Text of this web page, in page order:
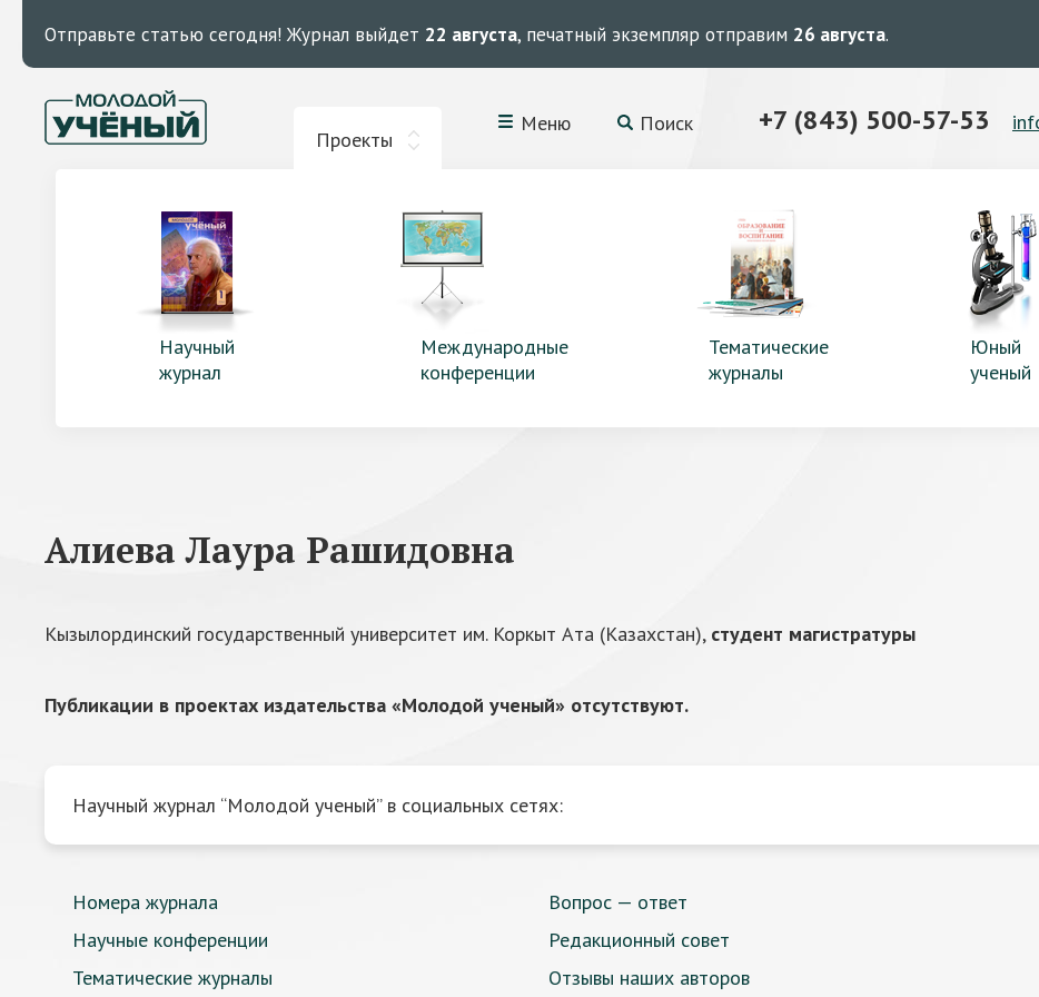
Отправьте статью сегодня! Журнал выйдет 22 августа, печатный экземпляр отправим 26 августа.
Проекты
Меню Поиск +7 (843) 500-57-53
Научный
журнал
Международные
конференции
Тематические
журналы
Юный
ученый
Алиева Лаура Рашидовна
Кызылординский государственный университет им. Коркыт Ата (Казахстан), студент магистратуры
Публикации в проектах издательства «Молодой ученый» отсутствуют.
Научный журнал “Молодой ученый” в социальных сетях:
Номера журнала
Научные конференции
Тематические журналы
Вопрос — ответ
Редакционный совет
Отзывы наших авторов